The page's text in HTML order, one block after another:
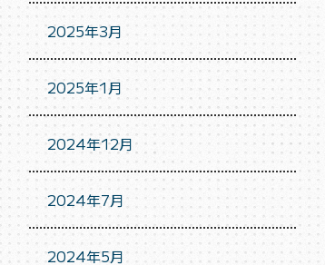
2025年3月
2025年1月
2024年12月
2024年7月
2024年5月